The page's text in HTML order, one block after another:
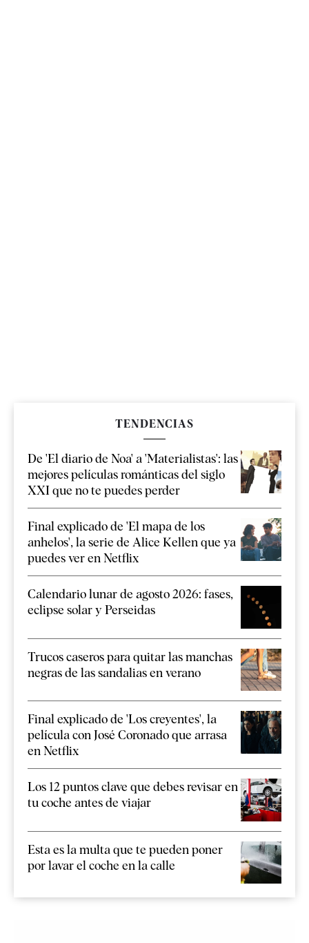
TENDENCIAS
De 'El diario de Noa' a 'Materialistas': las
mejores películas románticas del siglo
XXI que no te puedes perder
Final explicado de 'El mapa de los
anhelos', la serie de Alice Kellen que ya
puedes ver en Netflix
Calendario lunar de agosto 2026: fases,
eclipse solar y Perseidas
Trucos caseros para quitar las manchas
negras de las sandalias en verano
Final explicado de 'Los creyentes', la
película con José Coronado que arrasa
en Netflix
Los 12 puntos clave que debes revisar en
tu coche antes de viajar
Esta es la multa que te pueden poner
por lavar el coche en la calle